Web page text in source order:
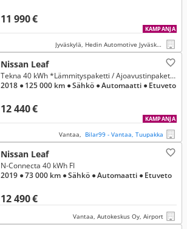
11 990 €
KAMPANJA
Jyväskylä, Hedin Automotive Jyväskylä Seppälä
Nissan Leaf
12 440 €
Tekna 40 kWh *Lämmityspaketti / Ajoavustinpaketti / Bose stereot *
2018 ● 125 000 km ● Sähkö ● Automaatti ● Etuveto
KAMPANJA
Vantaa, Bilar99 - Vantaa, Tuupakka
Nissan Leaf
12 490 €
N-Connecta 40 kWh FI
2019 ● 73 000 km ● Sähkö ● Automaatti ● Etuveto
Vantaa, Autokeskus Oy, Airport